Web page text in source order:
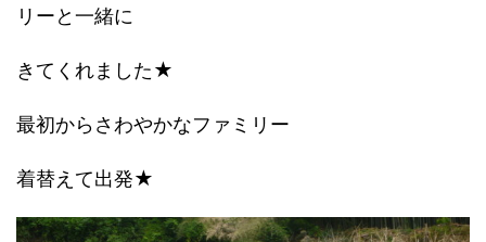
リーと一緒に
きてくれました★
最初からさわやかなファミリー
着替えて出発★